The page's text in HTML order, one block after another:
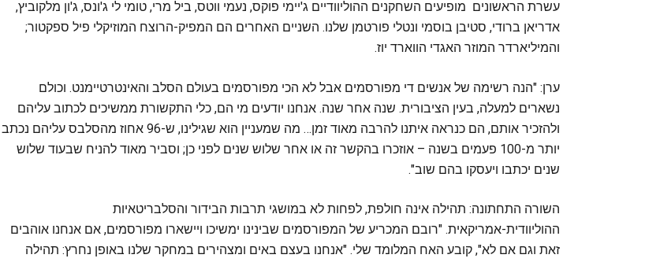
עשרת הראשונים מופיעים השחקנים ההוליוודיים ג'יימי פוקס, נעמי ווטס, ביל מרי, טומי לי ג'ונס, ג'ון מלקוביץ,
אדריאן ברודי, סטיבן בוסמי ונטלי פורטמן שלנו. השניים האחרים הם המפיק-הרוצח המוזיקלי פיל ספקטור;
והמיליארדר המוזר האגדי הווארד יוז.
ערן: "הנה רשימה של אנשים די מפורסמים אבל לא הכי מפורסמים בעולם הסלב והאינטרטיימנט. וכולם
נשארים למעלה, בעין הציבורית. שנה אחר שנה. אנחנו יודעים מי הם, כלי התקשורת ממשיכים לכתוב עליהם
ולהזכיר אותם, הם כנראה איתנו להרבה מאוד זמן… מה שמעניין הוא שגילינו, ש-96 אחוז מהסלבס עליהם נכתב
יותר מ-100 פעמים בשנה – אוזכרו בהקשר זה או אחר שלוש שנים לפני כן; וסביר מאוד להניח שבעוד שלוש
שנים יכתבו ויעסקו בהם שוב".
השורה התחתונה: תהילה אינה חולפת, לפחות לא במושגי תרבות הבידור והסלבריטאיות
ההוליוודית-אמריקאית. "רובם המכריע של המפורסמים שבינינו ימשיכו ויישארו מפורסמים, אם אנחנו אוהבים
זאת וגם אם לא", קובע האח המלומד שלי. "אנחנו בעצם באים ומצהירים במחקר שלנו באופן נחרץ: תהילה